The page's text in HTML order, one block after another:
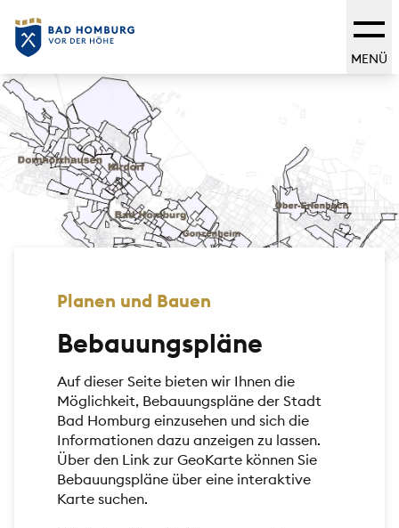
MENÜ
Planen und Bauen
Bebauungspläne
Auf dieser Seite bieten wir Ihnen die
Möglichkeit, Bebauungspläne der Stadt
Bad Homburg einzusehen und sich die
Informationen dazu anzeigen zu lassen.
Über den Link zur GeoKarte können Sie
Bebauungspläne über eine interaktive
Karte suchen.